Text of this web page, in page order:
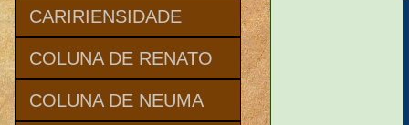
CARIRIENSIDADE
COLUNA DE RENATO
COLUNA DE NEUMA